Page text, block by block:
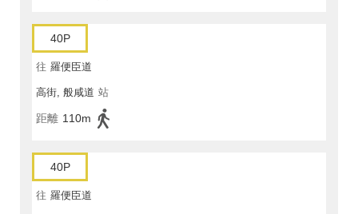
40P
往 羅便臣道
高街, 般咸道 站
距離 110m
40P
往 羅便臣道